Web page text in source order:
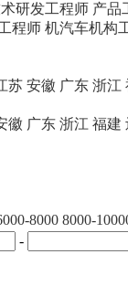
研发工程师 产品
程师 机汽车机构
苏 安徽 广东 浙江
徽 广东 浙江 福建
8000 8000-
-